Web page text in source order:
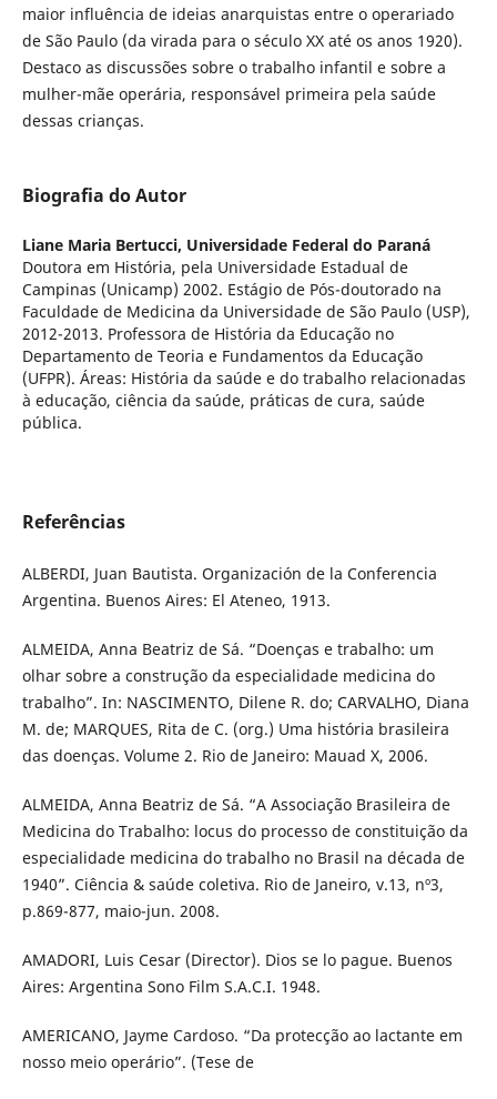
maior influência de ideias anarquistas entre o operariado
de São Paulo (da virada para o século XX até os anos 1920).
Destaco as discussões sobre o trabalho infantil e sobre a
mulher-mãe operária, responsável primeira pela saúde
dessas crianças.
Biografia do Autor
Liane Maria Bertucci, Universidade Federal do Paraná
Doutora em História, pela Universidade Estadual de
Campinas (Unicamp) 2002. Estágio de Pós-doutorado na
Faculdade de Medicina da Universidade de São Paulo (USP),
2012-2013. Professora de História da Educação no
Departamento de Teoria e Fundamentos da Educação
(UFPR). Áreas: História da saúde e do trabalho relacionadas
à educação, ciência da saúde, práticas de cura, saúde
pública.
Referências
ALBERDI, Juan Bautista. Organización de la Conferencia
Argentina. Buenos Aires: El Ateneo, 1913.
ALMEIDA, Anna Beatriz de Sá. “Doenças e trabalho: um
olhar sobre a construção da especialidade medicina do
trabalho”. In: NASCIMENTO, Dilene R. do; CARVALHO, Diana
M. de; MARQUES, Rita de C. (org.) Uma história brasileira
das doenças. Volume 2. Rio de Janeiro: Mauad X, 2006.
ALMEIDA, Anna Beatriz de Sá. “A Associação Brasileira de
Medicina do Trabalho: locus do processo de constituição da
especialidade medicina do trabalho no Brasil na década de
1940”. Ciência & saúde coletiva. Rio de Janeiro, v.13, nº3,
p.869-877, maio-jun. 2008.
AMADORI, Luis Cesar (Director). Dios se lo pague. Buenos
Aires: Argentina Sono Film S.A.C.I. 1948.
AMERICANO, Jayme Cardoso. “Da protecção ao lactante em
nosso meio operário”. (Tese de